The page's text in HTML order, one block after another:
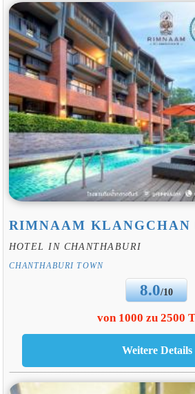
RIMNAAM KLANGCHAN
HOTEL IN CHANTHABURI
CHANTHABURI TOWN
8.0/10
von 1000 zu 2500